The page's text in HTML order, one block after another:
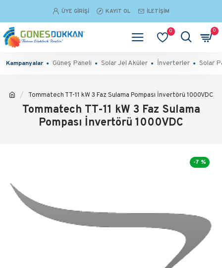
ÜYE GIRIŞI KAYIT OL İLETIŞIM
0 0
Kampanyalar Güneş Paneli Solar Jel Aküler İnverterler Solar
Tommatech TT-11 kW 3 Faz Sulama Pompası İnvertörü 1000VDC
Tommatech TT-11 kW 3 Faz Sulama
Pompası İnvertörü 1000VDC
-7 %